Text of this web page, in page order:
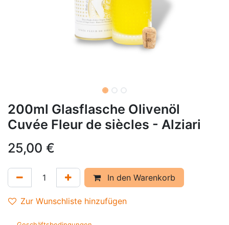
200ml Glasflasche Olivenöl
Cuvée Fleur de siècles - Alziari
25,00 €
In den Warenkorb
Zur Wunschliste hinzufügen